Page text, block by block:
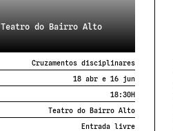
Teatro do Bairro Alto
Cruzamentos disciplinares
18 abr e 16 jun
18:30H
Teatro do Bairro Alto
Entrada livre